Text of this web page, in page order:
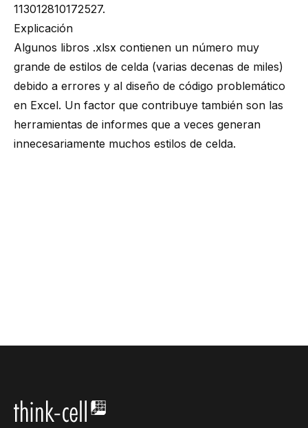
113012810172527.
Explicación
Algunos libros .xlsx contienen un número muy
grande de estilos de celda (varias decenas de miles)
debido a errores y al diseño de código problemático
en Excel. Un factor que contribuye también son las
herramientas de informes que a veces generan
innecesariamente muchos estilos de celda.